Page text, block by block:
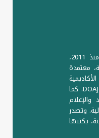
يصدر مركز حمورابي مجلة علمية فصلية محكّمة منذ 2011،
معتمدة
الرصينة، وحاصلة على مؤشرات دولية مثل DOI وDOAJ. كما
وتصدر
يكتبها